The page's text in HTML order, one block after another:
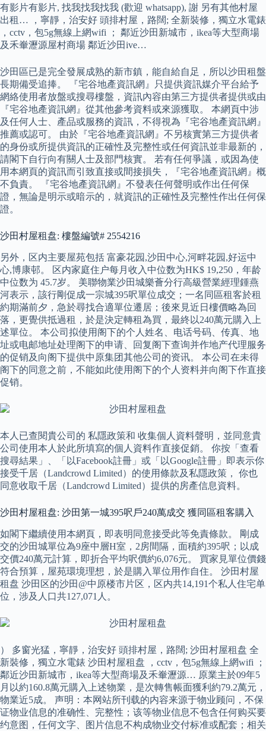
有影片有影片, 找我找我找我 (歡迎 whatsapp), 謝 另有其他村屋
出租… ，寧靜，治安好 頭排村屋，路闊; 全新裝修，獨立水電錶
，cctv，包5g無線上網wifi ； 鄰近沙田新城市，ikea等大型商場
及禾輋瀝源屋村商場 鄰近沙田ive…
沙田區已是完全發展成熟的新市鎮，能自給自足，所以沙田租盤
長期備受追捧。 『宅谷地產資訊網』只提供資訊媒介平台給予
網絡使用者放盤或搜尋樓盤，資訊內容由第三方提供者提供或由
『宅谷地產資訊網』從其他參考資料或來源獲取。 本網頁中涉
及任何人士、產品或服務的資訊，不得視為『宅谷地產資訊網』
推薦或認可。 由於『宅谷地產資訊網』不另核實第三方提供者
的身份或所提供資訊的正確性及完整性或任何資訊並非最新的，
請閣下自行向有關人士及部門核實。 若有任何爭議，或因為使
用本網頁的資訊而引致直接或間接損失，『宅谷地產資訊網』概
不負責。 『宅谷地產資訊網』不發表任何聲明或作出任何保
證，無論是明示或暗示的，就資訊的正確性及完整性作出任何保
證。
沙田村屋租盘: 樓盤編號# 2554216
另外，区内主要屋苑包括 富豪花园,沙田中心,河畔花园,好运中
心,博康邨。 区内家庭住户每月收入中位数为HK$ 19,250，年龄
中位数为 45.7岁。 美聯物業沙田城樂薈分行高級營業經理鍾燕
河表示，該行剛促成一宗城395呎單位成交；一名同區租客於租
約期滿前夕，急於尋找合適單位遷居；後來見近日樓價略為回
落，更覺供抵過租，於是決定轉租為買，最終以240萬元購入上
述單位。 本公司拟使用阁下的个人姓名、电话号码、传真、地
址或电邮地址处理阁下的申请、回复阁下查询并作地产代理服务
的促销及向阁下提供中原集团其他公司的资讯。 本公司在未得
阁下的同意之前，不能如此使用阁下的个人资料并向阁下作直接
促销。
本人已查閱貴公司的 私隱政策和 收集個人資料聲明，並同意貴
公司使用本人於此所填寫的個人資料作直接促銷。 你按「查看
搜尋結果」、「以Facebook註冊」或「以Google註冊」即表示你
接受千居（Landcrowd Limited）的使用條款及私隱政策， 你也
同意收取千居（Landcrowd Limited）提供的房產信息資料。
沙田村屋租盘: 沙田第一城395呎戶240萬成交 獲同區租客購入
如閣下繼續使用本網頁，即表明同意接受此等免責條款。 剛成
交的沙田城單位為9座中層H室，2房間隔，面積約395呎；以成
交價240萬元計算，即折合平均呎價約6,076元。 買家見單位價錢
符合預算，屋苑環境理想，於是購入單位用作自住。 沙田村屋
租盘 沙田区的沙田@中原楼市片区，区内共14,191个私人住宅单
位，涉及人口共127,071人。
） 多窗光猛，寧靜，治安好 頭排村屋，路闊; 沙田村屋租盘 全
新裝修，獨立水電錶 沙田村屋租盘 ，cctv，包5g無線上網wifi ；
鄰近沙田新城市，ikea等大型商場及禾輋瀝源… 原業主於09年5
月以約160.8萬元購入上述物業，是次轉售帳面獲利約79.2萬元，
物業近5成。 声明：本网站所刊载的内容来源于物业顾问，不保
证物业信息的准确性、完整性；该等物业信息不包含任何购买要
约意图，任何文字、图片信息不构成物业交付标准或配套；相关